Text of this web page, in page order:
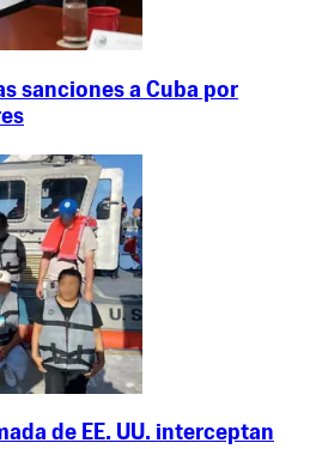
sanciones a Cuba por
de EE. UU. interceptan